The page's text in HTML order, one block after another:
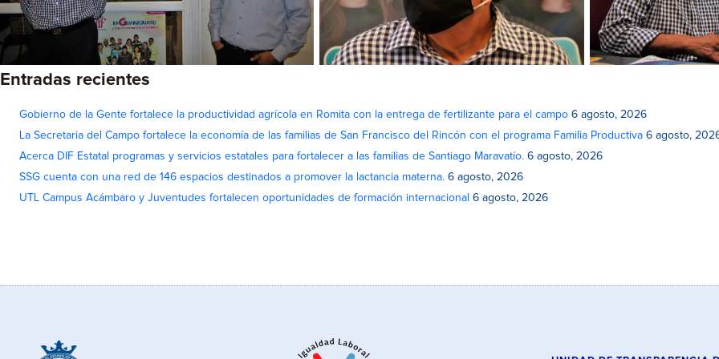
Entradas recientes
Gobierno de la Gente fortalece la productividad agrícola en Romita con la entrega de fertilizante para el campo 6 agosto, 2026
La Secretaria del Campo fortalece la economía de las familias de San Francisco del Rincón con el programa Familia Productiva 6 agosto,
Acerca DIF Estatal programas y servicios estatales para fortalecer a las familias de Santiago Maravatío. 6 agosto, 2026
SSG cuenta con una red de 146 espacios destinados a promover la lactancia materna. 6 agosto, 2026
UTL Campus Acámbaro y Juventudes fortalecen oportunidades de formación internacional 6 agosto, 2026